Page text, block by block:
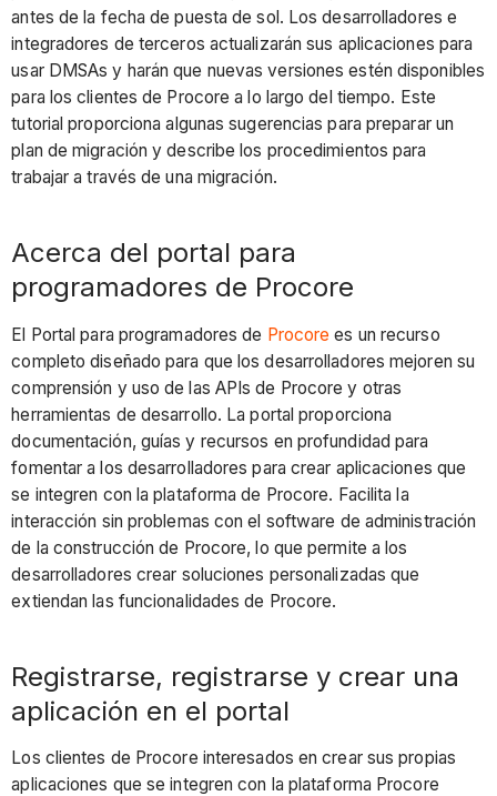
antes de la fecha de puesta de sol. Los desarrolladores e
integradores de terceros actualizarán sus aplicaciones para
usar DMSAs y harán que nuevas versiones estén disponibles
para los clientes de Procore a lo largo del tiempo. Este
tutorial proporciona algunas sugerencias para preparar un
plan de migración y describe los procedimientos para
trabajar a través de una migración.
Acerca del portal para
programadores de Procore
El Portal para programadores de Procore es un recurso
completo diseñado para que los desarrolladores mejoren su
comprensión y uso de las APIs de Procore y otras
herramientas de desarrollo. La portal proporciona
documentación, guías y recursos en profundidad para
fomentar a los desarrolladores para crear aplicaciones que
se integren con la plataforma de Procore. Facilita la
interacción sin problemas con el software de administración
de la construcción de Procore, lo que permite a los
desarrolladores crear soluciones personalizadas que
extiendan las funcionalidades de Procore.
Registrarse, registrarse y crear una
aplicación en el portal
Los clientes de Procore interesados en crear sus propias
aplicaciones que se integren con la plataforma Procore